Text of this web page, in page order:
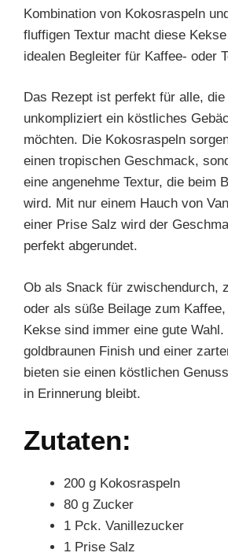
Kombination von Kokosraspeln
fluffigen Textur macht diese
idealen Begleiter für Kaffee- oder
Das Rezept ist perfekt für alle, die
unkompliziert ein köstliches
möchten. Die Kokosraspeln
einen tropischen Geschmack,
eine angenehme Textur, die beim
wird. Mit nur einem Hauch von
einer Prise Salz wird der
perfekt abgerundet.
Ob als Snack für zwischendurch,
oder als süße Beilage zum
Kekse sind immer eine gute Wahl.
goldbraunen Finish und einer
bieten sie einen köstlichen
in Erinnerung bleibt.
Zutaten:
200 g Kokosraspeln
80 g Zucker
1 Pck. Vanillezucker
1 Prise Salz